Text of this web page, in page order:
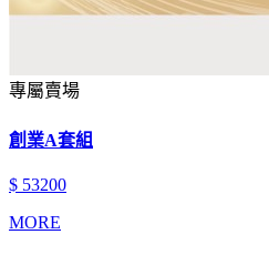
專屬賣場
創業A套組
$ 53200
MORE